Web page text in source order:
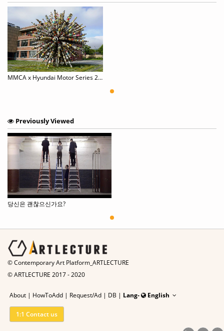
MMCA x Hyundai Motor Series 2018, CHOIJEONGHWA show 《Blooming Matrix》
Previously Viewed
당신은 괜찮으신가요?
© Contemporary Art Platform_ARTLECTURE
© ARTLECTURE 2017 - 2020
About | HowToAdd | Request/Ad | DB | Lang- English
1:1 Contact us